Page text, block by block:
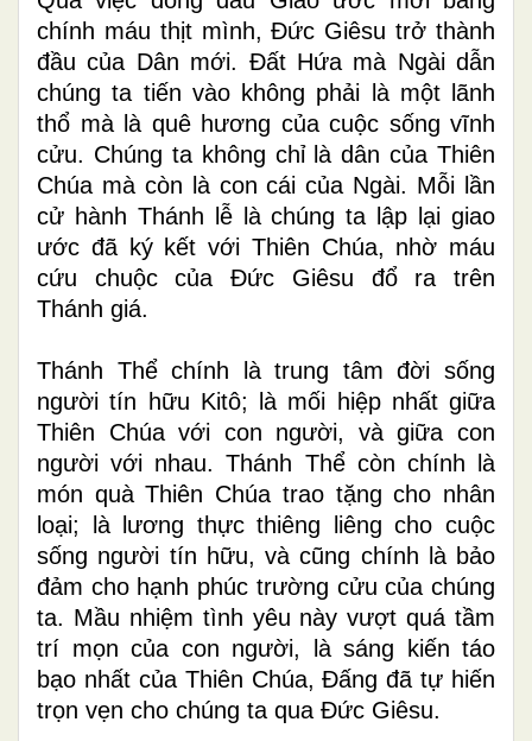
chính máu thịt mình, Đức Giêsu trở thành
đầu của Dân mới. Đất Hứa mà Ngài dẫn
chúng ta tiến vào không phải là một lãnh
thổ mà là quê hương của cuộc sống vĩnh
cửu. Chúng ta không chỉ là dân của Thiên
Chúa mà còn là con cái của Ngài. Mỗi lần
cử hành Thánh lễ là chúng ta lập lại giao
ước đã ký kết với Thiên Chúa, nhờ máu
cứu chuộc của Đức Giêsu đổ ra trên
Thánh giá.
Thánh Thể chính là trung tâm đời sống
người tín hữu Kitô; là mối hiệp nhất giữa
Thiên Chúa với con người, và giữa con
người với nhau. Thánh Thể còn chính là
món quà Thiên Chúa trao tặng cho nhân
loại; là lương thực thiêng liêng cho cuộc
sống người tín hữu, và cũng chính là bảo
đảm cho hạnh phúc trường cửu của chúng
ta. Mầu nhiệm tình yêu này vượt quá tầm
trí mọn của con người, là sáng kiến táo
bạo nhất của Thiên Chúa, Đấng đã tự hiến
trọn vẹn cho chúng ta qua Đức Giêsu.